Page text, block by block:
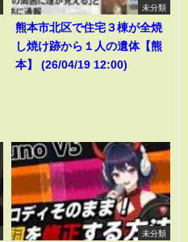
未分類
熊本市北区で住宅３棟が全焼
し焼け跡から１人の遺体【熊
本】 (26/04/19 12:00)
未分類